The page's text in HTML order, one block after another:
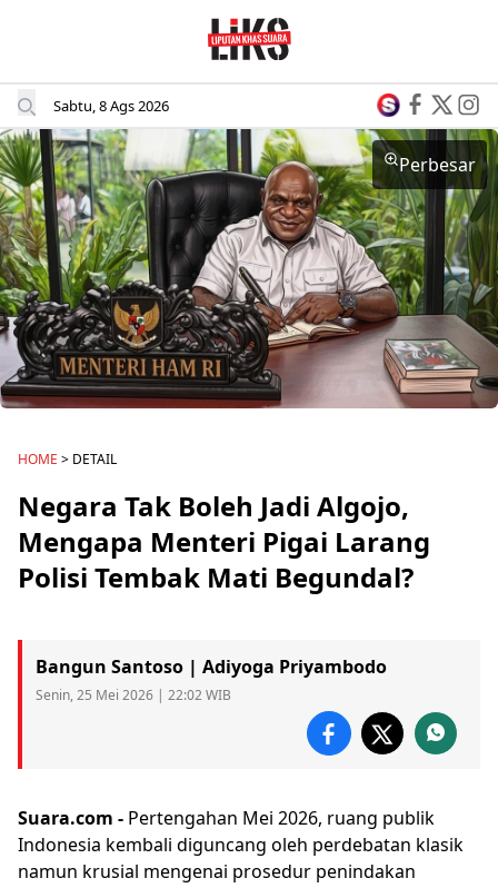
Sabtu, 8 Ags 2026
Perbesar
HOME > DETAIL
Negara Tak Boleh Jadi Algojo,
Mengapa Menteri Pigai Larang
Polisi Tembak Mati Begundal?
Bangun Santoso | Adiyoga Priyambodo
Senin, 25 Mei 2026 | 22:02 WIB
Suara.com - Pertengahan Mei 2026, ruang publik
Indonesia kembali diguncang oleh perdebatan klasik
namun krusial mengenai prosedur penindakan